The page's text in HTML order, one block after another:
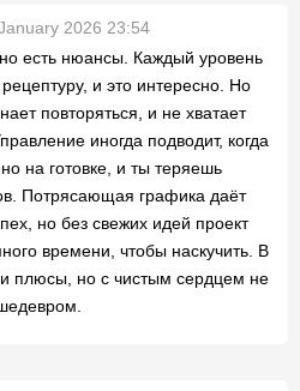
2026 23:54
есть нюансы. Каждый уровень
и это интересно. Но
повторяться, и не хватает
иногда подводит, когда
на готовке, и ты теряешь
Потрясающая графика даёт
но без свежих идей проект
времени, чтобы наскучить. В
плюсы, но с чистым сердцем не